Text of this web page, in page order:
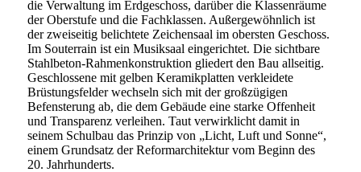
die Verwaltung im Erdgeschoss, darüber die Klassenräume
der Oberstufe und die Fachklassen. Außergewöhnlich ist
der zweiseitig belichtete Zeichensaal im obersten Geschoss.
Im Souterrain ist ein Musiksaal eingerichtet. Die sichtbare
Stahlbeton-Rahmenkonstruktion gliedert den Bau allseitig.
Geschlossene mit gelben Keramikplatten verkleidete
Brüstungsfelder wechseln sich mit der großzügigen
Befensterung ab, die dem Gebäude eine starke Offenheit
und Transparenz verleihen. Taut verwirklicht damit in
seinem Schulbau das Prinzip von „Licht, Luft und Sonne“,
einem Grundsatz der Reformarchitektur vom Beginn des
20. Jahrhunderts.